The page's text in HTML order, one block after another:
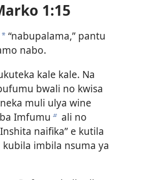
1:15
a “nabupalama,” pantu
nabo.
kale kale. Na
bwali no kwisa
muli ulya wine
Imfumu b ali no
naifika” e kutila
imbila nsuma ya